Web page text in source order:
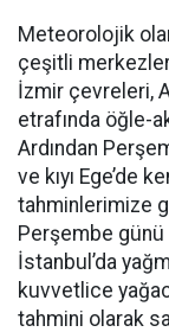
Meteorolojik
çeşitli
İzmir çevreleri,
etrafında öğle-
Ardından
ve kıyı Ege’de
tahminlerimize
Perşembe günü
İstanbul’da
kuvvetlice
tahmini olarak